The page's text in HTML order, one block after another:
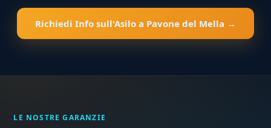
Richiedi Info sull'Asilo a Pavone del Mella →
LE NOSTRE GARANZIE